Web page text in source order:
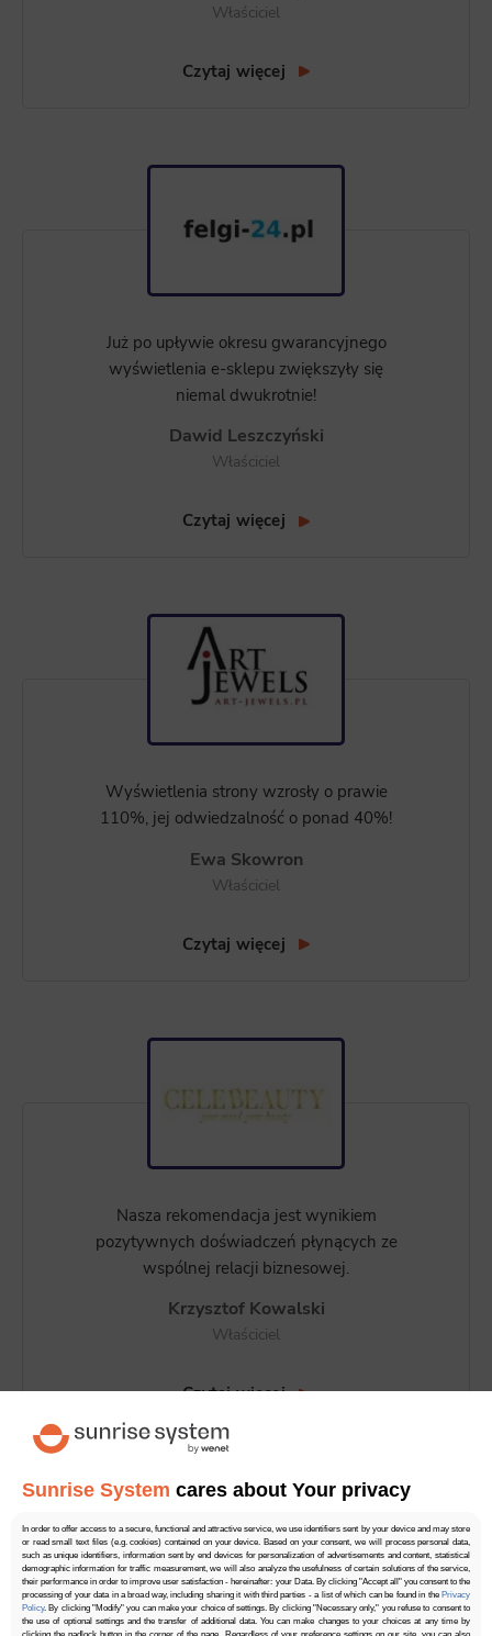
Sunrise System cares about Your privacy
In order to offer access to a secure, functional and attractive service, we use identifiers sent by your device and may store
or read small text files (e.g. cookies) contained on your device. Based on your consent, we will process personal data,
such as unique identifiers, information sent by end devices for personalization of advertisements and content, statistical
demographic information for traffic measurement, we will also analyze the usefulness of certain solutions of the service,
their performance in order to improve user satisfaction - hereinafter: your Data. By clicking "Accept all" you consent to the
processing of your data in a broad way, including sharing it with third parties - a list of which can be found in the Privacy
Policy. By clicking "Modify" you can make your choice of settings. By clicking "Necessary only," you refuse to consent to
the use of optional settings and the transfer of additional data. You can make changes to your choices at any time by
Właściciel
Czytaj więcej
Już po upływie okresu gwarancyjnego
wyświetlenia e-sklepu zwiększyły się
niemal dwukrotnie!
Dawid Leszczyński
Właściciel
Czytaj więcej
Wyświetlenia strony wzrosły o prawie
110%, jej odwiedzalność o ponad 40%!
Ewa Skowron
Właściciel
Czytaj więcej
Nasza rekomendacja jest wynikiem
pozytywnych doświadczeń płynących ze
wspólnej relacji biznesowej.
Krzysztof Kowalski
Właściciel
Czytaj więcej